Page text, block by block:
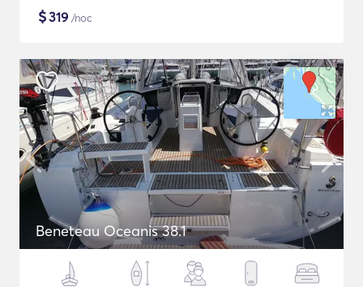
$319 /noc
Beneteau Oceanis 38.1